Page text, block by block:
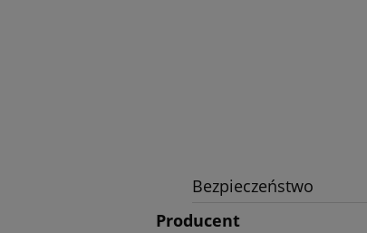
Bezpieczeństwo
Producent